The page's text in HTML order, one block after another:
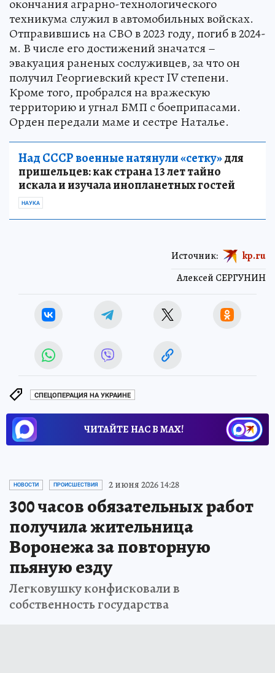
окончания аграрно-технологического
техникума служил в автомобильных войсках.
Отправившись на СВО в 2023 году, погиб в 2024-
м. В числе его достижений значатся –
эвакуация раненых сослуживцев, за что он
получил Георгиевский крест IV степени.
Кроме того, пробрался на вражескую
территорию и угнал БМП с боеприпасами.
Орден передали маме и сестре Наталье.
Над СССР военные натянули «сетку»для
пришельцев: как страна 13 лет тайно
искала и изучала инопланетных гостей
НАУКА
Алексей СЕРГУНИН
Источник: kp.ru
СПЕЦОПЕРАЦИЯ НА УКРАИНЕ
ЧИТАЙТЕ НАС В МАХ!
НОВОСТИ ПРОИСШЕСТВИЯ 2 июня 2026 14:28
300 часов обязательных работ
получила жительница
Воронежа за повторную
пьяную езду
Легковушку конфисковали в
собственность государства